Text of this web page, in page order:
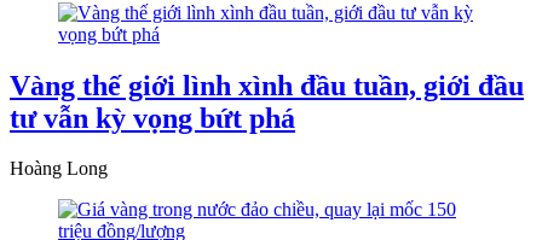
Vàng thế giới lình xình đầu tuần, giới đầu
tư vẫn kỳ vọng bứt phá
Hoàng Long